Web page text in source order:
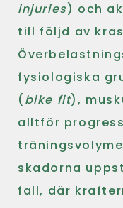
injuries) och
till följd av
fysiologiska
(bike fit),
alltför
skadorna
fall, där